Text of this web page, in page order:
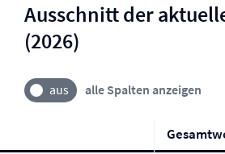
Ausschnitt der
(2026)
alle Spalten anzeigen